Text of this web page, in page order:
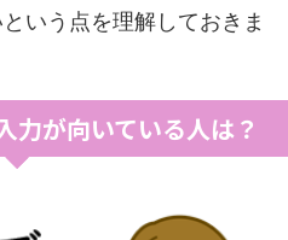
いう点を理解しておきま
力が向いている人は？